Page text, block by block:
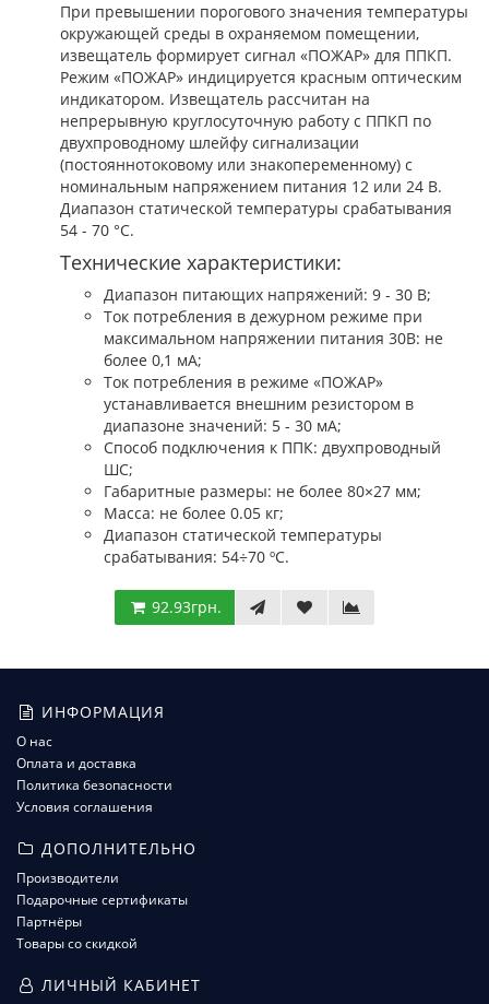
При превышении порогового значения температуры
окружающей среды в охраняемом помещении,
извещатель формирует сигнал «ПОЖАР» для ППКП.
Режим «ПОЖАР» индицируется красным оптическим
индикатором. Извещатель рассчитан на
непрерывную круглосуточную работу с ППКП по
двухпроводному шлейфу сигнализации
(постояннотоковому или знакопеременному) с
номинальным напряжением питания 12 или 24 В.
Диапазон статической температуры срабатывания
54 - 70 °С.
Технические характеристики:
Диапазон питающих напряжений: 9 - 30 В;
Ток потребления в дежурном режиме при
максимальном напряжении питания 30В: не
более 0,1 мА;
Ток потребления в режиме «ПОЖАР»
устанавливается внешним резистором в
диапазоне значений: 5 - 30 мА;
Способ подключения к ППК: двухпроводный
ШС;
Габаритные размеры: не более 80×27 мм;
Масса: не более 0.05 кг;
Диапазон статической температуры
срабатывания: 54÷70 ºС.
92.93грн.
ИНФОРМАЦИЯ
О нас
Оплата и доставка
Политика безопасности
Условия соглашения
ДОПОЛНИТЕЛЬНО
Производители
Подарочные сертификаты
Партнёры
Товары со скидкой
ЛИЧНЫЙ КАБИНЕТ